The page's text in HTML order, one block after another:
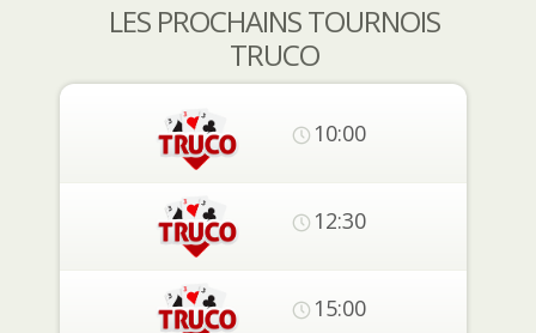
LES PROCHAINS TOURNOIS
TRUCO
10:00
12:30
15:00